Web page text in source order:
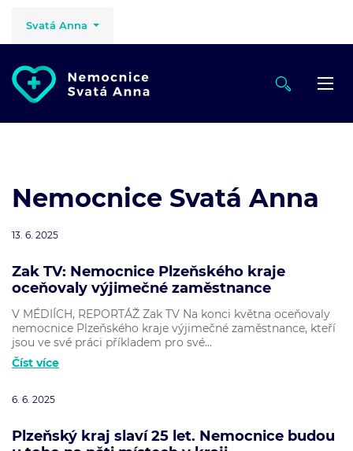
Svatá Anna
Nemocnice Svatá Anna
13. 6. 2025
Zak TV: Nemocnice Plzeňského kraje
oceňovaly výjimečné zaměstnance
V MÉDIÍCH, REPORTÁŽ Zak TV Na konci května oceňovaly
nemocnice Plzeňského kraje výjimečné zaměstnance, kteří
jsou ve své práci příkladem pro své...
Číst více
6. 6. 2025
Plzeňský kraj slaví 25 let. Nemocnice budou